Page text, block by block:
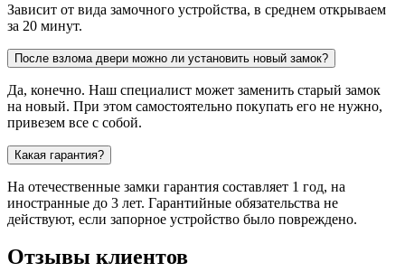
Зависит от вида замочного устройства, в среднем открываем
за 20 минут.
После взлома двери можно ли установить новый замок?
Да, конечно. Наш специалист может заменить старый замок
на новый. При этом самостоятельно покупать его не нужно,
привезем все с собой.
Какая гарантия?
На отечественные замки гарантия составляет 1 год, на
иностранные до 3 лет. Гарантийные обязательства не
действуют, если запорное устройство было повреждено.
Отзывы клиентов